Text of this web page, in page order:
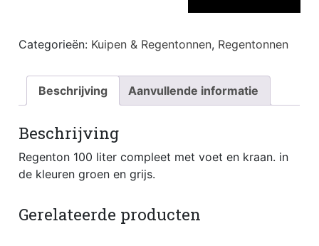
Categorieën: Kuipen & Regentonnen, Regentonnen
Beschrijving Aanvullende informatie
Beschrijving
Regenton 100 liter compleet met voet en kraan. in
de kleuren groen en grijs.
Gerelateerde producten